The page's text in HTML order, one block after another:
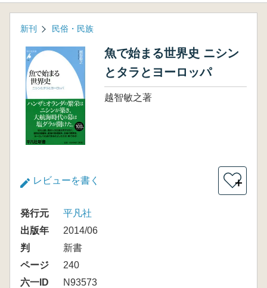
新刊 民俗・民族
魚で始まる世界史 ニシン
とタラとヨーロッパ
越智敏之著
レビューを書く ＋
発行元
平凡社
出版年
2014/06
判
新書
ページ
240
六一ID
N93573